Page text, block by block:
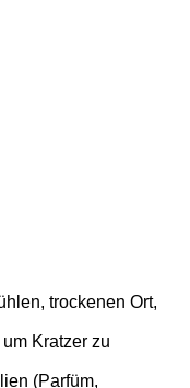
trockenen Ort,
Kratzer zu
(Parfüm,